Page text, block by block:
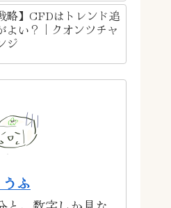
略】CFDはトレンド追
よい？｜クオンツチャ
ジ
うふ